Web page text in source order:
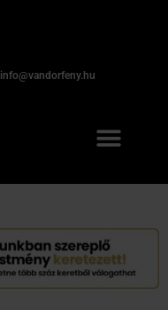
info@vandorfeny.hu